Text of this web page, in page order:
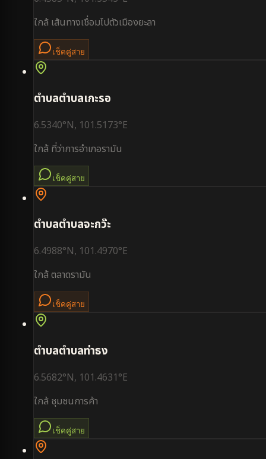
ใกล้ เส้นทางเชื่อมไปตัวเมืองยะลา
เช็คคู่สาย
ตำบลตำบลเกะรอ
6.5340°N, 101.5173°E
ใกล้ ที่ว่าการอำเภอรามัน
เช็คคู่สาย
ตำบลตำบลจะกว๊ะ
6.4988°N, 101.4970°E
ใกล้ตลาดรามัน
เช็คคู่สาย
ตำบลตำบลท่าธง
6.5682°N, 101.4631°E
ใกล้ ชุมชนการค้า
เช็คคู่สาย